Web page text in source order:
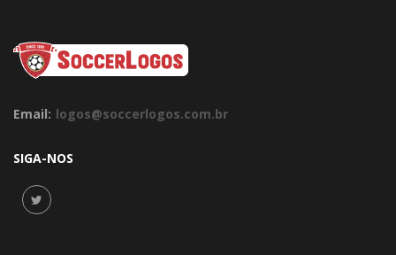
Email: logos@soccerlogos.com.br
SIGA-NOS